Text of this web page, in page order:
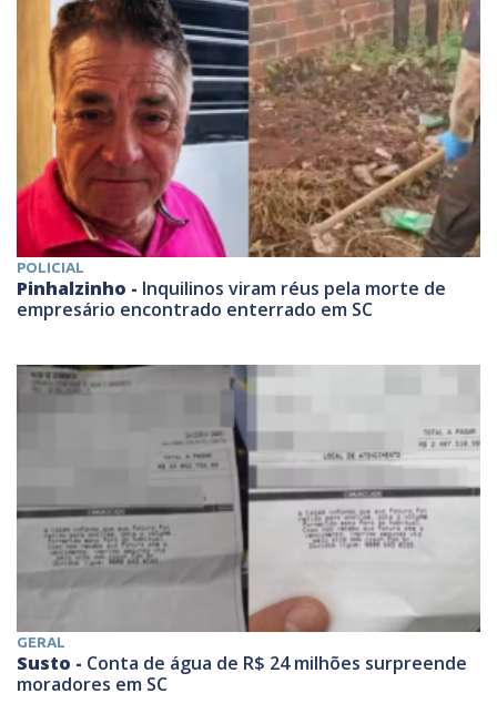
POLICIAL
Pinhalzinho - Inquilinos viram réus pela morte de
empresário encontrado enterrado em SC
GERAL
Susto - Conta de água de R$ 24 milhões surpreende
moradores em SC